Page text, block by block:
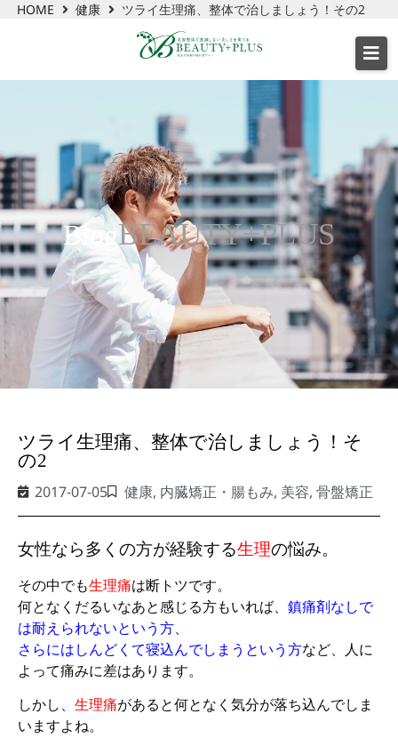
HOME 健康 ツライ生理痛、整体で治しましょう！その2
BlogBEAUTY+PLUS
ツライ生理痛、整体で治しましょう！そ
の2
2017-07-05 健康, 内臓矯正・腸もみ, 美容, 骨盤矯正
女性なら多くの方が経験する生理の悩み。
その中でも生理痛は断トツです。
何となくだるいなあと感じる方もいれば、 鎮痛剤なしで
は耐えられないという方、
さらにはしんどくて寝込んでしまうという方など、人に
よって痛みに差はあります。
しかし、 生理痛があると何となく気分が落ち込んでしま
いますよね。